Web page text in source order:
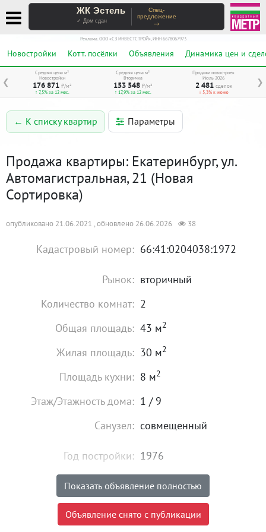
ЖК Эстель
✓ Дом сдан
Спец-
предложение
→
Реклама. ООО «СЗ ИНВЕСТСТРОЙ», ИНН 6678067973
Новостройки Котт. посёлки Объявления Динамика цен и
❮ ❯
Средняя цена м²
Новостройки
176 871 ₽/м²
↑ 7,5% за 12 мес.
Средняя цена м²
Вторичка
153 548 ₽/м²
↑ 17,9% за 12 мес.
Продажи новостроек
Июль 2026
2 481 сделок
↓ 5,3% к июню
← К списку квартир Параметры
Продажа квартиры: Екатеринбург, ул.
Автомагистральная, 21 (Новая
Сортировка)
опубликовано 21.06.2021 , обновлено 26.06.2026 38
Кадастровый номер: 66:41:0204038:1972
Рынок: вторичный
Количество комнат: 2
Общая площадь: 43 м2
Жилая площадь: 30 м2
Площадь кухни: 8 м2
Этаж/Этажность дома: 1 / 9
Санузел: совмещенный
Год постройки: 1976
Состояние: плохое
Цена: 2 998 000
Показать объявление полностью
Объявление снято с публикации